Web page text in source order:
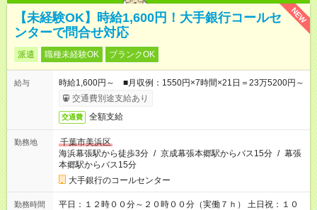
NEW
【未経験OK】時給1,600円！大手銀行コールセ
ンターで問合せ対応
派遣 職種未経験OK ブランクOK
給与
時給1,600円～ ■月収例：1550円×7時間×21日＝23万5200円～
交通費別途支給あり
交通費 全額支給
勤務地
千葉市美浜区
海浜幕張駅から徒歩3分 / 京成幕張本郷駅からバス15分 / 幕張
本郷駅からバス15分
大手銀行のコールセンター
勤務時間 平日：１２時００分～２０時００分（実働７ｈ） 土日祝：１０